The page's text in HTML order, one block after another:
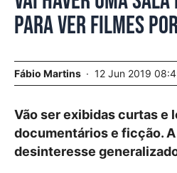
para ver filmes
Fábio Martins 12 Jun 2019
Vão ser exibidas curtas e
documentários e ficção.
desinteresse